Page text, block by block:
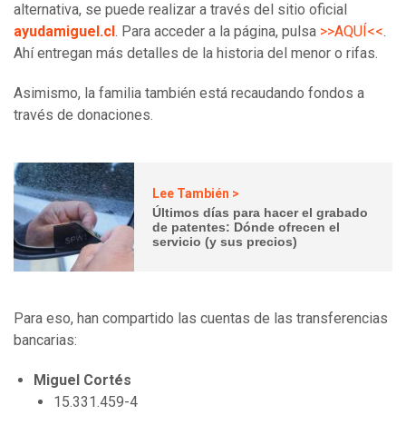
alternativa, se puede realizar a través del sitio oficial
ayudamiguel.cl . Para acceder a la página, pulsa >>AQUÍ<<.
Ahí entregan más detalles de la historia del menor o rifas.
Asimismo, la familia también está recaudando fondos a
través de donaciones.
Lee También >
Últimos días para hacer el grabado
de patentes: Dónde ofrecen el
servicio (y sus precios)
Para eso, han compartido las cuentas de las transferencias
bancarias:
Miguel Cortés
15.331.459-4